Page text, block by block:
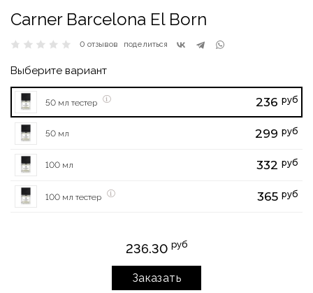
Carner Barcelona El Born
0 отзывов поделиться
Выберите вариант
50 мл тестер 236 руб
50 мл 299 руб
100 мл 332 руб
100 мл тестер 365 руб
236.30 руб
Заказать